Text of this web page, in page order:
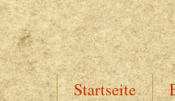
Startseite